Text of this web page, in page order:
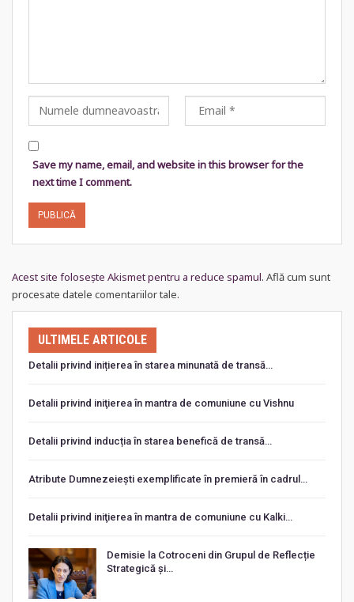
Save my name, email, and website in this browser for the
next time I comment.
Acest site folosește Akismet pentru a reduce spamul. Află cum sunt
procesate datele comentariilor tale.
ULTIMELE ARTICOLE
Detalii privind inițierea în starea minunată de transă…
Detalii privind iniţierea în mantra de comuniune cu Vishnu
Detalii privind inducția în starea benefică de transă…
Atribute Dumnezeiești exemplificate în premieră în cadrul…
Detalii privind iniţierea în mantra de comuniune cu Kalki…
Demisie la Cotroceni din Grupul de Reflecție
Strategică și…